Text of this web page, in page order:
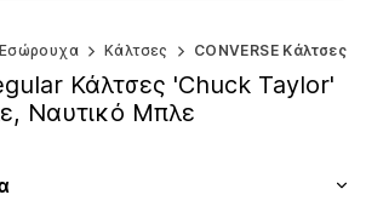
Εσώρουχα Κάλτσες CONVERSE Κάλτσες
Κάλτσες 'Chuck Taylor'
Ναυτικό Μπλε